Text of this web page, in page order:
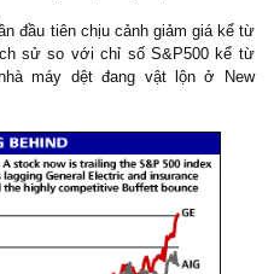
rhyme)…
wrong, Warren?”, viết bởi
(Sao thế hả, Warren?)
30 năm thành công trong lĩnh